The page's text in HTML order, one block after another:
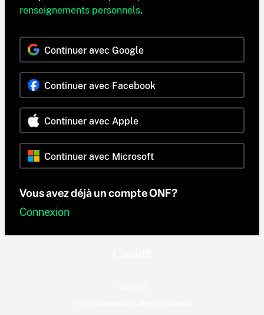
renseignements personnels.
Continuer avec Google
Continuer avec Facebook
Continuer avec Apple
Continuer avec Microsoft
Vous avez déjà un compte ONF?
Connexion